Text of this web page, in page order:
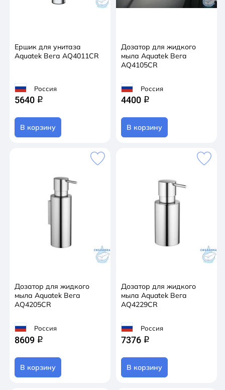
Ершик для унитаза
Aquatek Вега AQ4011CR
Россия
5640 q
В корзину
Дозатор для жидкого
мыла Aquatek Вега
AQ4105CR
Россия
4400 q
В корзину
Дозатор для жидкого
мыла Aquatek Вега
AQ4205CR
Россия
8609 q
В корзину
Дозатор для жидкого
мыла Aquatek Вега
AQ4229CR
Россия
7376 q
В корзину